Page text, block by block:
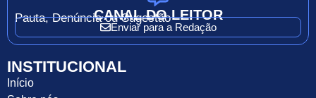
CANAL DO LEITOR
Pauta, Denúncia ou Sugestão
Enviar para a Redação
INSTITUCIONAL
Início